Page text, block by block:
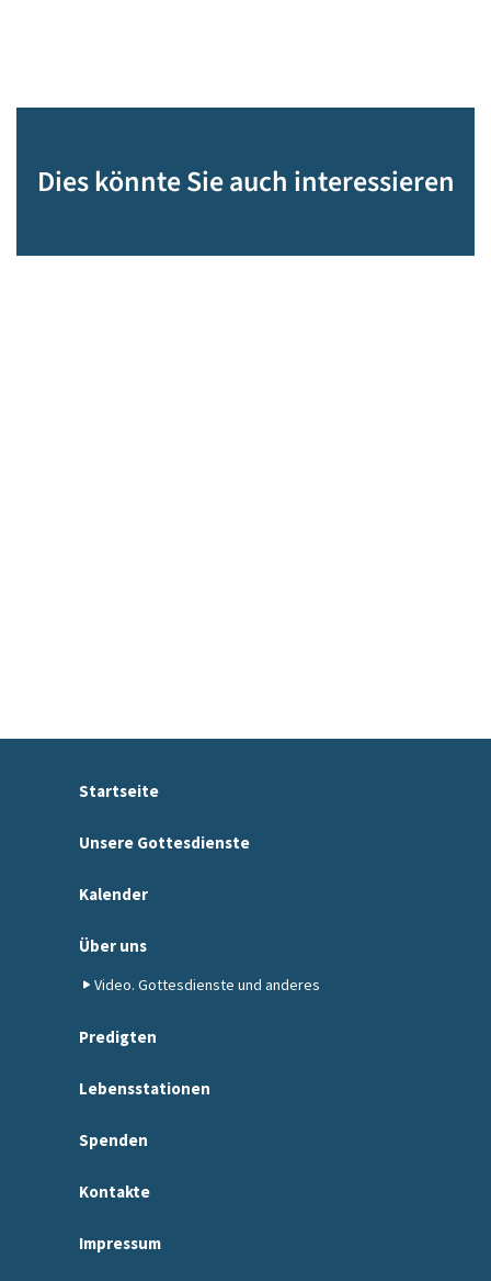
Dies könnte Sie auch interessieren
Startseite
Unsere Gottesdienste
Kalender
Über uns
Video. Gottesdienste und anderes
Predigten
Lebensstationen
Spenden
Kontakte
Impressum